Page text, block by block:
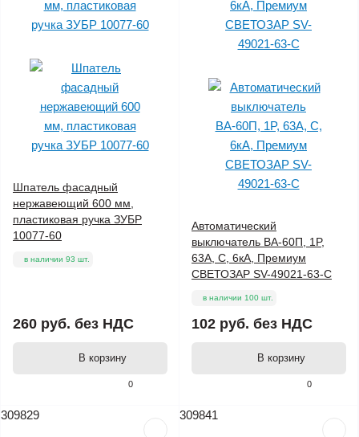
0
Шпатель фасадный
нержавеющий 600 мм,
пластиковая ручка ЗУБР
10077-60
в наличии 93 шт.
260 руб. без НДС
В корзину
0
Автоматический
выключатель ВА-60П, 1P,
63А, C, 6кА, Премиум
СВЕТОЗАР SV-49021-63-C
в наличии 100 шт.
102 руб. без НДС
В корзину
309829 309841